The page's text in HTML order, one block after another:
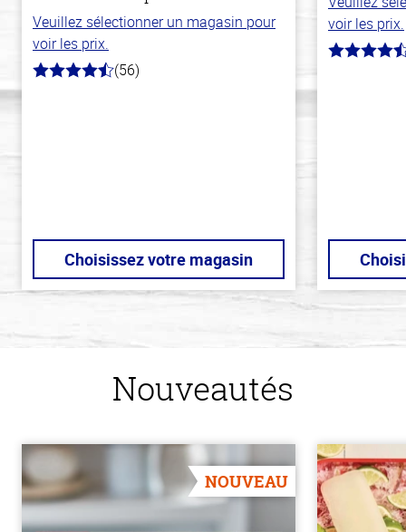
Veuillez sélectionner un magasin pour
voir les prix.
4.7
(56)
Choisissez votre magasin
voir les prix.
4.2
Nouveautés
NOUVEAU